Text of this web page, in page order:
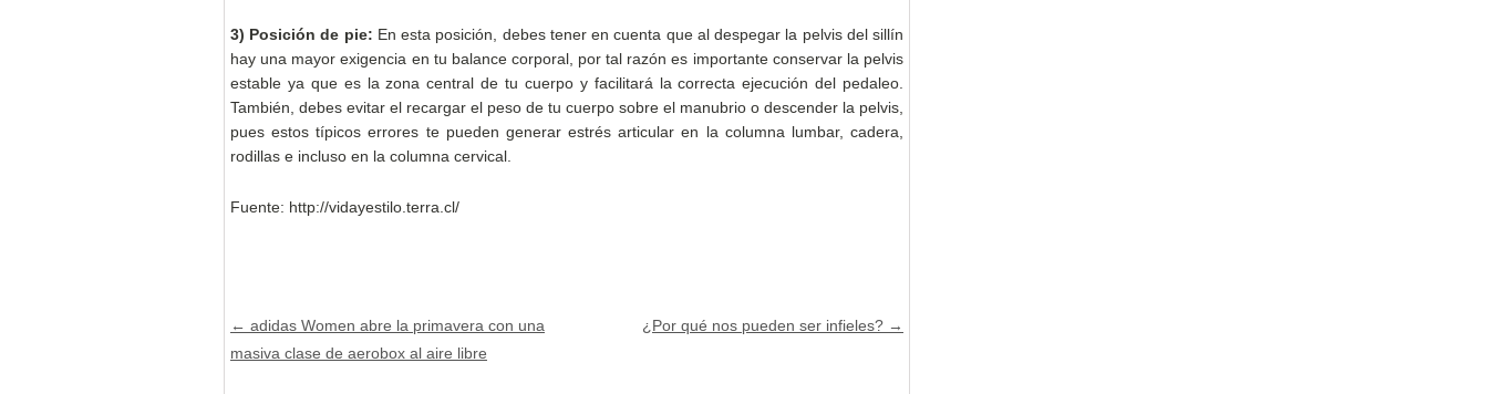
3) Posición de pie: En esta posición, debes tener en cuenta que al despegar la pelvis del sillín
hay una mayor exigencia en tu balance corporal, por tal razón es importante conservar la pelvis
estable ya que es la zona central de tu cuerpo y facilitará la correcta ejecución del pedaleo.
También, debes evitar el recargar el peso de tu cuerpo sobre el manubrio o descender la pelvis,
pues estos típicos errores te pueden generar estrés articular en la columna lumbar, cadera,
rodillas e incluso en la columna cervical.
Fuente: http://vidayestilo.terra.cl/
Post navigation
← adidas Women abre la primavera con una
masiva clase de aerobox al aire libre
¿Por qué nos pueden ser infieles? →